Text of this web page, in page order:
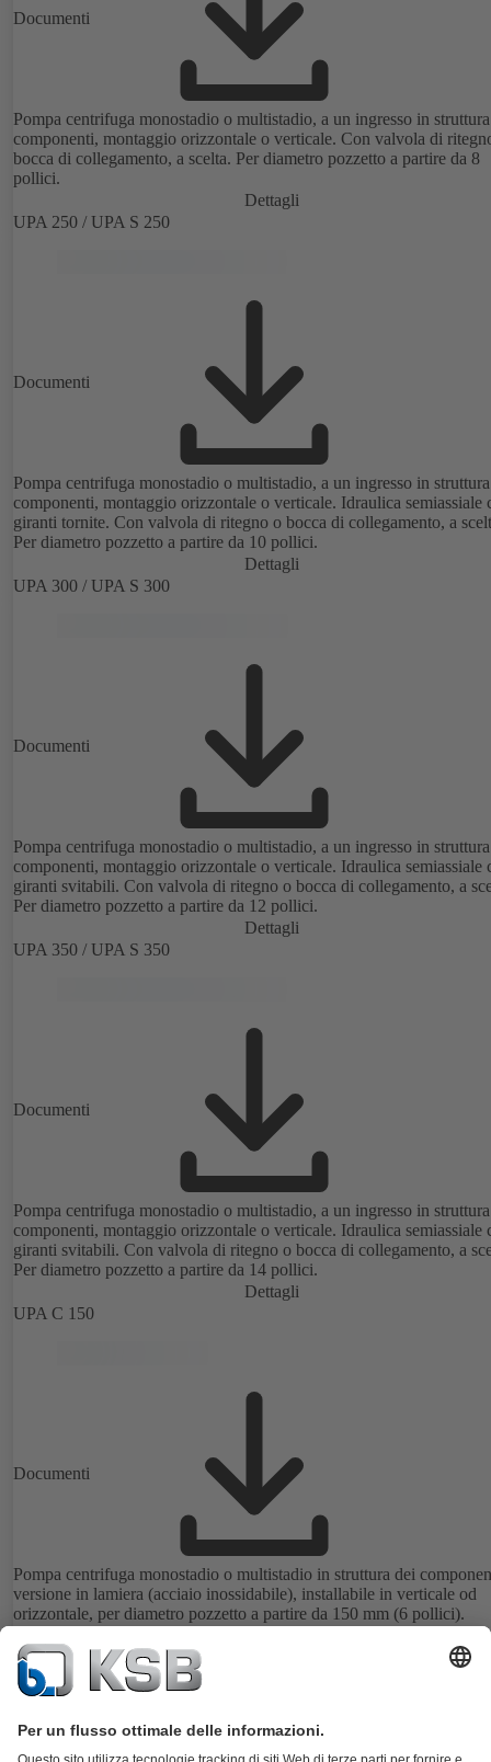
Documenti
Pompa centrifuga monostadio o multistadio, a un ingresso in
componenti, montaggio orizzontale o verticale. Con valvola di
bocca di collegamento, a scelta. Per diametro pozzetto a partire da 8
pollici.
Dettagli
UPA 250 / UPA S 250
Documenti
Pompa centrifuga monostadio o multistadio, a un ingresso in
componenti, montaggio orizzontale o verticale. Idraulica semiassiale
giranti tornite. Con valvola di ritegno o bocca di collegamento, a
Per diametro pozzetto a partire da 10 pollici.
Dettagli
UPA 300 / UPA S 300
Documenti
Pompa centrifuga monostadio o multistadio, a un ingresso in
componenti, montaggio orizzontale o verticale. Idraulica semiassiale
giranti svitabili. Con valvola di ritegno o bocca di collegamento, a
Per diametro pozzetto a partire da 12 pollici.
Dettagli
UPA 350 / UPA S 350
Documenti
Pompa centrifuga monostadio o multistadio, a un ingresso in
componenti, montaggio orizzontale o verticale. Idraulica semiassiale
giranti svitabili. Con valvola di ritegno o bocca di collegamento, a
Per diametro pozzetto a partire da 14 pollici.
Dettagli
UPA C 150
Documenti
Pompa centrifuga monostadio o multistadio in struttura dei
versione in lamiera (acciaio inossidabile), installabile in verticale od
orizzontale, per diametro pozzetto a partire da 150 mm (6 pollici).